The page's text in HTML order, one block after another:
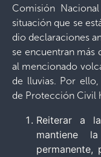
Comisión
situación que se
dio declaraciones
se encuentran más
al mencionado
de lluvias. Por
de Protección Civil
Reiterar a
mantiene
permanente,